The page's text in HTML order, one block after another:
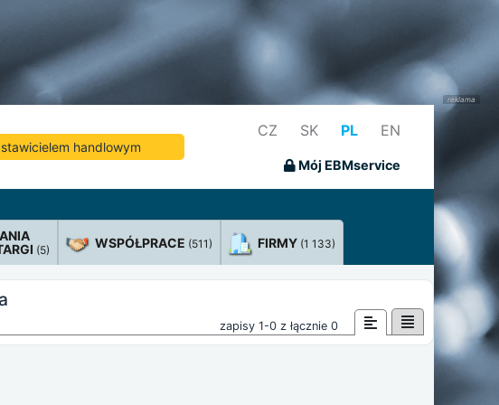
handlowym
CZ SK PL EN
Mój EBMservice
(5) WSPÓŁPRACE (511) FIRMY (1 133)
zapisy 1-0 z łącznie 0